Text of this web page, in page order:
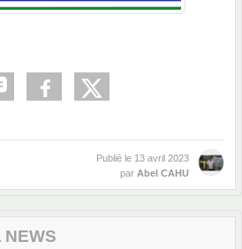
Publié le 13 avril 2023
par Abel CAHU
NEWS